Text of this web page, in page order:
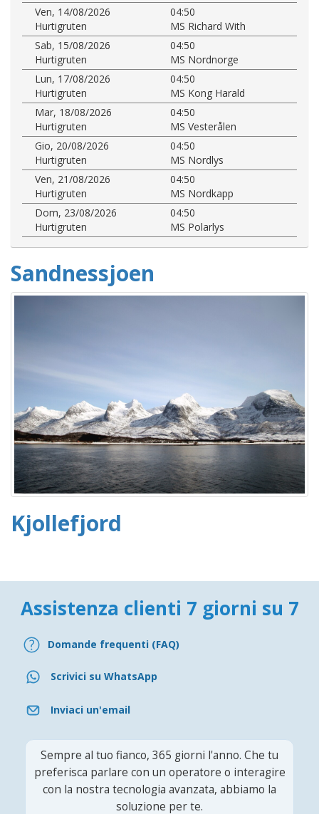
Ven, 14/08/2026
04:50
Hurtigruten
MS Richard With
Sab, 15/08/2026
04:50
Hurtigruten
MS Nordnorge
Lun, 17/08/2026
04:50
Hurtigruten
MS Kong Harald
Mar, 18/08/2026
04:50
Hurtigruten
MS Vesterålen
Gio, 20/08/2026
04:50
Hurtigruten
MS Nordlys
Ven, 21/08/2026
04:50
Hurtigruten
MS Nordkapp
Dom, 23/08/2026
04:50
Hurtigruten
MS Polarlys
Sandnessjoen
Kjollefjord
Assistenza clienti 7 giorni su 7
Domande frequenti (FAQ)
Scrivici su WhatsApp
Inviaci un'email
Sempre al tuo fianco, 365 giorni l'anno. Che tu
preferisca parlare con un operatore o interagire
con la nostra tecnologia avanzata, abbiamo la
soluzione per te.